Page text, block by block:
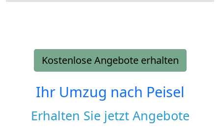
Kostenlose Angebote erhalten
Ihr Umzug nach Peisel
Erhalten Sie jetzt Angebote